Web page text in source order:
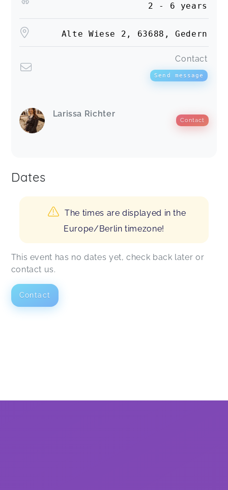
2 - 6 years
Alte Wiese 2, 63688, Gedern
Contact
Send message
Larissa Richter
Contact
Dates
The times are displayed in the
Europe/Berlin timezone!
This event has no dates yet, check back later or
contact us.
Contact